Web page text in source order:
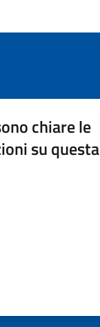
chiare le
su questa